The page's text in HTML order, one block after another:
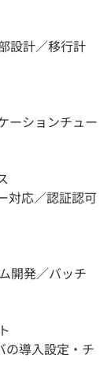
設計／移行計
ーションチュー
対応／認証認可
開発／バッチ
の導入設定・チ